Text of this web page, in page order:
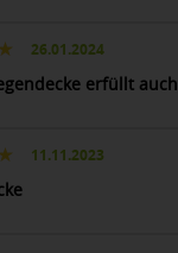
26.01.2024
erfüllt
11.11.2023